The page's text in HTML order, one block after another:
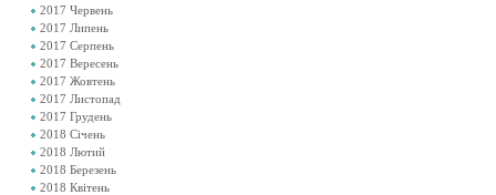
2017 Червень
2017 Липень
2017 Серпень
2017 Вересень
2017 Жовтень
2017 Листопад
2017 Грудень
2018 Січень
2018 Лютий
2018 Березень
2018 Квітень